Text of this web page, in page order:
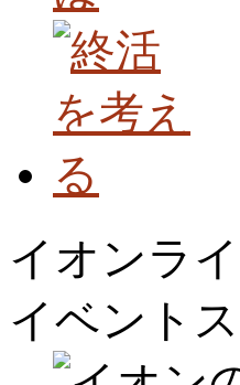
イオンラ
イベント